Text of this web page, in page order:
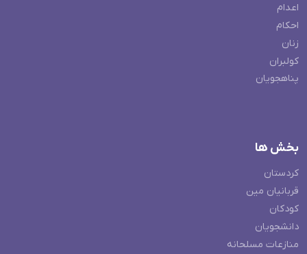
اعدام
احکام
زنان
کولبران
پناهجویان
بخش ها
کردستان
قربانیان مین
کودکان
دانشجویان
منازعات مسلحانه